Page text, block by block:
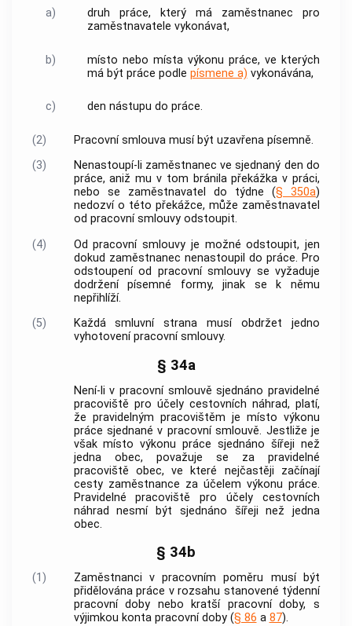
a)
druh práce, který má zaměstnanec pro
zaměstnavatele vykonávat,
b)
místo nebo místa výkonu práce, ve kterých
má být práce podle písmene a) vykonávána,
c) den nástupu do práce.
(2)
Pracovní smlouva musí být uzavřena písemně.
(3)
Nenastoupí-li zaměstnanec ve sjednaný den do
práce, aniž mu v tom bránila překážka v práci,
nebo se zaměstnavatel do týdne (§ 350a)
nedozví o této překážce, může zaměstnavatel
od pracovní smlouvy odstoupit.
(4)
Od pracovní smlouvy je možné odstoupit, jen
dokud zaměstnanec nenastoupil do práce. Pro
odstoupení od pracovní smlouvy se vyžaduje
dodržení písemné formy, jinak se k němu
nepřihlíží.
(5)
Každá smluvní strana musí obdržet jedno
vyhotovení pracovní smlouvy.
§ 34a
Není-li v pracovní smlouvě sjednáno pravidelné
pracoviště pro účely cestovních náhrad, platí,
že pravidelným pracovištěm je místo výkonu
práce sjednané v pracovní smlouvě. Jestliže je
však místo výkonu práce sjednáno šířeji než
jedna obec, považuje se za pravidelné
pracoviště obec, ve které nejčastěji začínají
cesty zaměstnance za účelem výkonu práce.
Pravidelné pracoviště pro účely cestovních
náhrad nesmí být sjednáno šířeji než jedna
obec.
§ 34b
(1) Zaměstnanci v pracovním poměru musí být
přidělována práce v rozsahu stanovené týdenní
pracovní doby nebo kratší pracovní doby, s
výjimkou konta pracovní doby (§ 86 a 87).